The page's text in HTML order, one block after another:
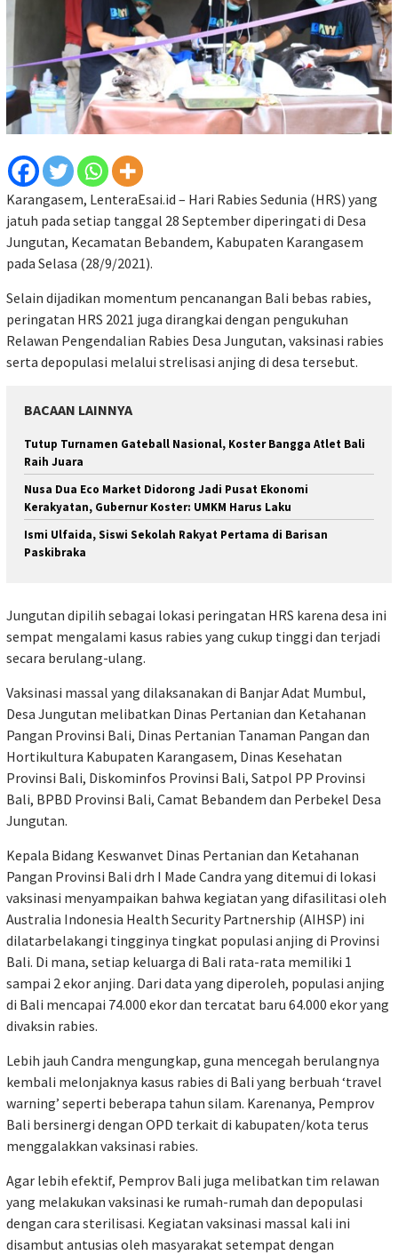
Karangasem, LenteraEsai.id – Hari Rabies Sedunia (HRS) yang
jatuh pada setiap tanggal 28 September diperingati di Desa
Jungutan, Kecamatan Bebandem, Kabupaten Karangasem
pada Selasa (28/9/2021).
Selain dijadikan momentum pencanangan Bali bebas rabies,
peringatan HRS 2021 juga dirangkai dengan pengukuhan
Relawan Pengendalian Rabies Desa Jungutan, vaksinasi rabies
serta depopulasi melalui strelisasi anjing di desa tersebut.
BACAAN LAINNYA
Tutup Turnamen Gateball Nasional, Koster Bangga Atlet Bali
Raih Juara
Nusa Dua Eco Market Didorong Jadi Pusat Ekonomi
Kerakyatan, Gubernur Koster: UMKM Harus Laku
Ismi Ulfaida, Siswi Sekolah Rakyat Pertama di Barisan
Paskibraka
Jungutan dipilih sebagai lokasi peringatan HRS karena desa ini
sempat mengalami kasus rabies yang cukup tinggi dan terjadi
secara berulang-ulang.
Vaksinasi massal yang dilaksanakan di Banjar Adat Mumbul,
Desa Jungutan melibatkan Dinas Pertanian dan Ketahanan
Pangan Provinsi Bali, Dinas Pertanian Tanaman Pangan dan
Hortikultura Kabupaten Karangasem, Dinas Kesehatan
Provinsi Bali, Diskominfos Provinsi Bali, Satpol PP Provinsi
Bali, BPBD Provinsi Bali, Camat Bebandem dan Perbekel Desa
Jungutan.
Kepala Bidang Keswanvet Dinas Pertanian dan Ketahanan
Pangan Provinsi Bali drh I Made Candra yang ditemui di lokasi
vaksinasi menyampaikan bahwa kegiatan yang difasilitasi oleh
Australia Indonesia Health Security Partnership (AIHSP) ini
dilatarbelakangi tingginya tingkat populasi anjing di Provinsi
Bali. Di mana, setiap keluarga di Bali rata-rata memiliki 1
sampai 2 ekor anjing. Dari data yang diperoleh, populasi anjing
di Bali mencapai 74.000 ekor dan tercatat baru 64.000 ekor yang
divaksin rabies.
Lebih jauh Candra mengungkap, guna mencegah berulangnya
kembali melonjaknya kasus rabies di Bali yang berbuah ‘travel
warning’ seperti beberapa tahun silam. Karenanya, Pemprov
Bali bersinergi dengan OPD terkait di kabupaten/kota terus
menggalakkan vaksinasi rabies.
Agar lebih efektif, Pemprov Bali juga melibatkan tim relawan
yang melakukan vaksinasi ke rumah-rumah dan depopulasi
dengan cara sterilisasi. Kegiatan vaksinasi massal kali ini
disambut antusias oleh masyarakat setempat dengan